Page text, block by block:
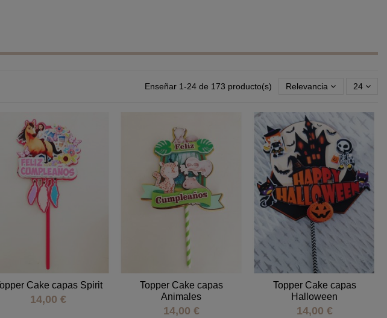
Enseñar 1-24 de 173 producto(s) Relevancia 24
Cake capas Spirit
14,00 €
Topper Cake capas
Animales
14,00 €
Topper Cake capas
Halloween
14,00 €